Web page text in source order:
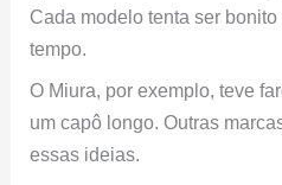
Cada modelo tenta ser
tempo.
O Miura, por exemplo, teve
um capô longo. Outras
essas ideias.